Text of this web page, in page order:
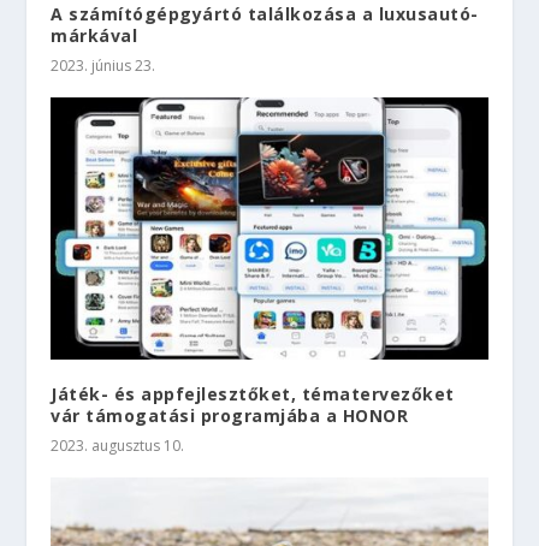
A számítógépgyártó találkozása a luxusautó-
márkával
2023. június 23.
Játék- és appfejlesztőket, tématervezőket
vár támogatási programjába a HONOR
2023. augusztus 10.